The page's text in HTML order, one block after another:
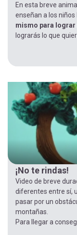
En esta breve
enseñan a los niños
mismo para
lograrás lo que
¡No te rindas!
Video de breve
diferentes entre sí,
pasar por un
montañas.
Para llegar a